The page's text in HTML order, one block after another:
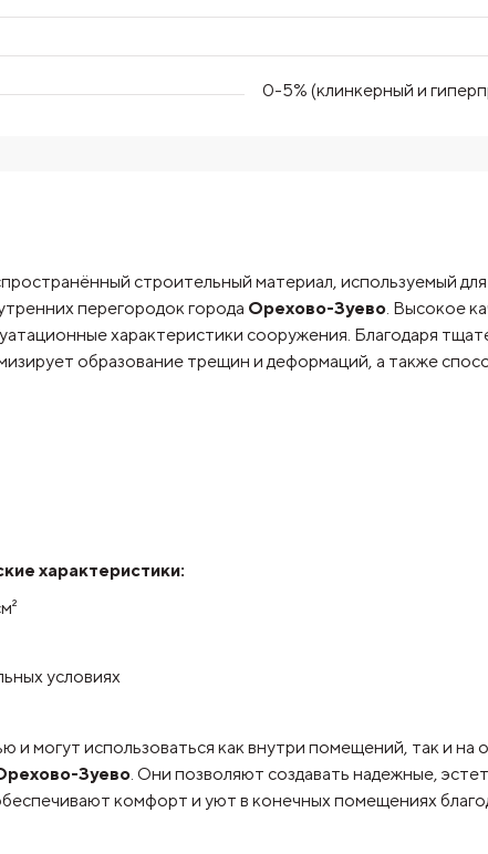
0-5% (клинкерный и
строительный материал, используемый для
перегородок города Орехово-Зуево. Высокое
характеристики сооружения. Благодаря
образование трещин и деформаций, а также
характеристики:
условиях
и могут использоваться как внутри помещений, так и на
Зуево. Они позволяют создавать надежные,
комфорт и уют в конечных помещениях